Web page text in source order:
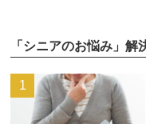
「シニアのお悩み」解